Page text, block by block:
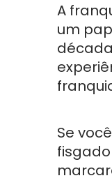
A
um
Se